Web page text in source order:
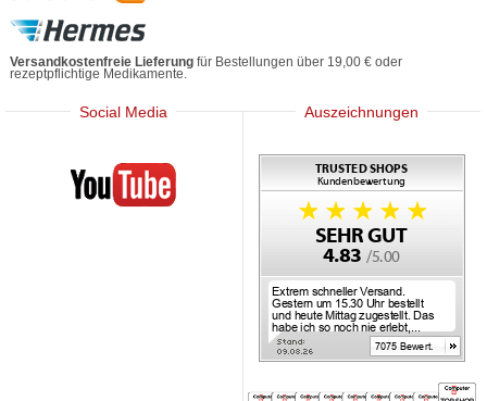
Versandkostenfreie Lieferung für Bestellungen über 19,00 € oder
rezeptpflichtige Medikamente.
Social Media
Mediherz
Auszeichnungen